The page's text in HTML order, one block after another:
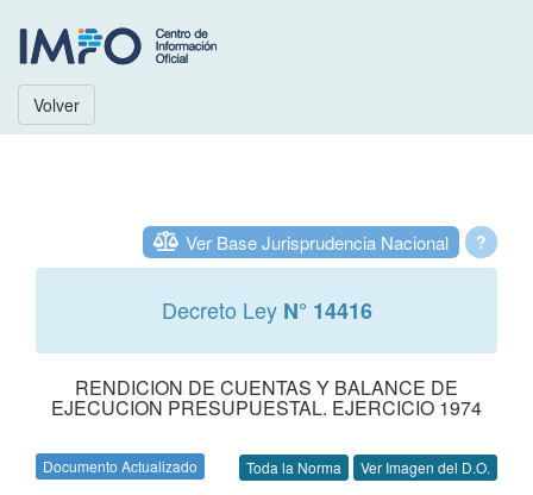
Volver
?
Ver Base Jurisprudencia Nacional
Decreto Ley N° 14416
RENDICION DE CUENTAS Y BALANCE DE
EJECUCION PRESUPUESTAL. EJERCICIO 1974
Documento Actualizado Toda la Norma Ver Imagen del D.O.